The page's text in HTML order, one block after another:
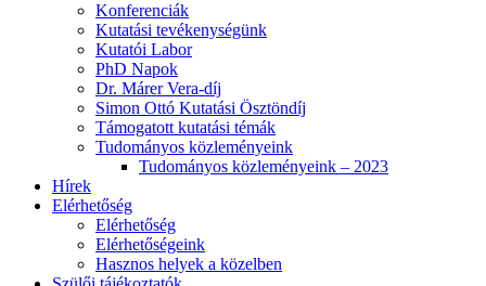
Konferenciák
Kutatási tevékenységünk
Kutatói Labor
PhD Napok
Dr. Márer Vera-díj
Simon Ottó Kutatási Ösztöndíj
Támogatott kutatási témák
Tudományos közleményeink
Tudományos közleményeink – 2023
Hírek
Elérhetőség
Elérhetőség
Elérhetőségeink
Hasznos helyek a közelben